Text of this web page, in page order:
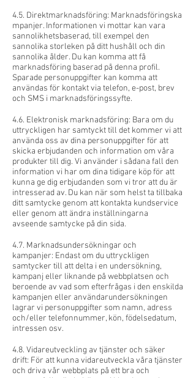
4.5. Direktmarknadsföring: Marknadsföringska
mpanjer. Informationen vi mottar kan vara
sannolikhetsbaserad, till exempel den
sannolika storleken på ditt hushåll och din
sannolika ålder. Du kan komma att få
marknadsföring baserad på denna profil.
Sparade personuppgifter kan komma att
användas för kontakt via telefon, e-post, brev
och SMS i marknadsföringssyfte.
4.6. Elektronisk marknadsföring: Bara om du
uttryckligen har samtyckt till det kommer vi att
använda oss av dina personuppgifter för att
skicka erbjudanden och information om våra
produkter till dig. Vi använder i sådana fall den
information vi har om dina tidigare köp för att
kunna ge dig erbjudanden som vi tror att du är
intresserad av. Du kan när som helst ta tillbaka
ditt samtycke genom att kontakta kundservice
eller genom att ändra inställningarna
avseende samtycke på din sida.
4.7. Marknadsundersökningar och
kampanjer: Endast om du uttryckligen
samtycker till att delta i en undersökning,
kampanj eller liknande på webbplatsen och
beroende av vad som efterfrågas i den enskilda
kampanjen eller användarundersökningen
lagrar vi personuppgifter som namn, adress
och/eller telefonnummer, kön, födelsedatum,
intressen osv.
4.8. Vidareutveckling av tjänster och säker
drift: För att kunna vidareutveckla våra tjänster
och driva vår webbplats på ett bra och